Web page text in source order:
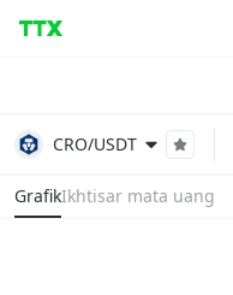
CRO/USDT
GrafikIkhtisar mata uang